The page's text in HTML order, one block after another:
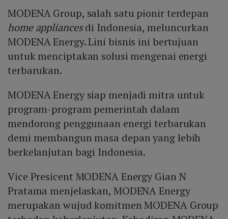
MODENA Group, salah satu pionir terdepan
home appliancesdi Indonesia, meluncurkan
MODENA Energy. Lini bisnis ini bertujuan
untuk menciptakan solusi mengenai energi
terbarukan.
MODENA Energy siap menjadi mitra untuk
program-program pemerintah dalam
mendorong penggunaan energi terbarukan
demi membangun masa depan yang lebih
berkelanjutan bagi Indonesia.
Vice Presicent MODENA Energy Gian N
Pratama menjelaskan, MODENA Energy
merupakan wujud komitmen MODENA Group